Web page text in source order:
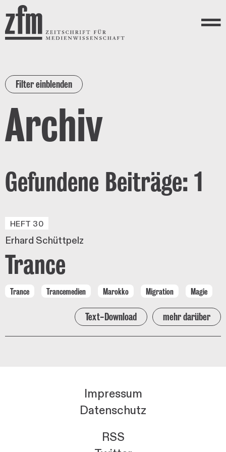
Direkt zum Inhalt
ZEITSCHRIFT FÜR
MEDIENWISSENSCHAFT
Menü
Filter einblenden
Archiv
Gefundene Beiträge: 1
HEFT 30
Erhard Schüttpelz
Trance
Trance Trancemedien Marokko Migration Magie
Text-Download mehr darüber
Impressum
Datenschutz
RSS